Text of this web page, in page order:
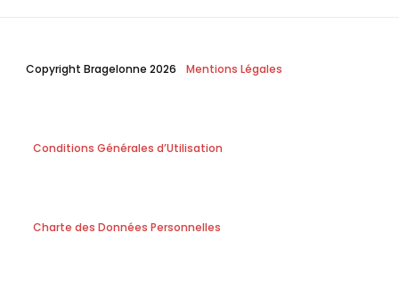
Copyright Bragelonne 2026 Mentions Légales
Conditions Générales d’Utilisation
Charte des Données Personnelles